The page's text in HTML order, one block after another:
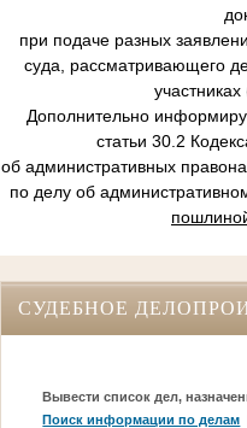
при подаче разных
суда, рассматривающего
участниках
Дополнительно
статьи 30.2
об административных
по делу об
СУДЕБНОЕ
Вывести список дел,
Поиск информации по делам